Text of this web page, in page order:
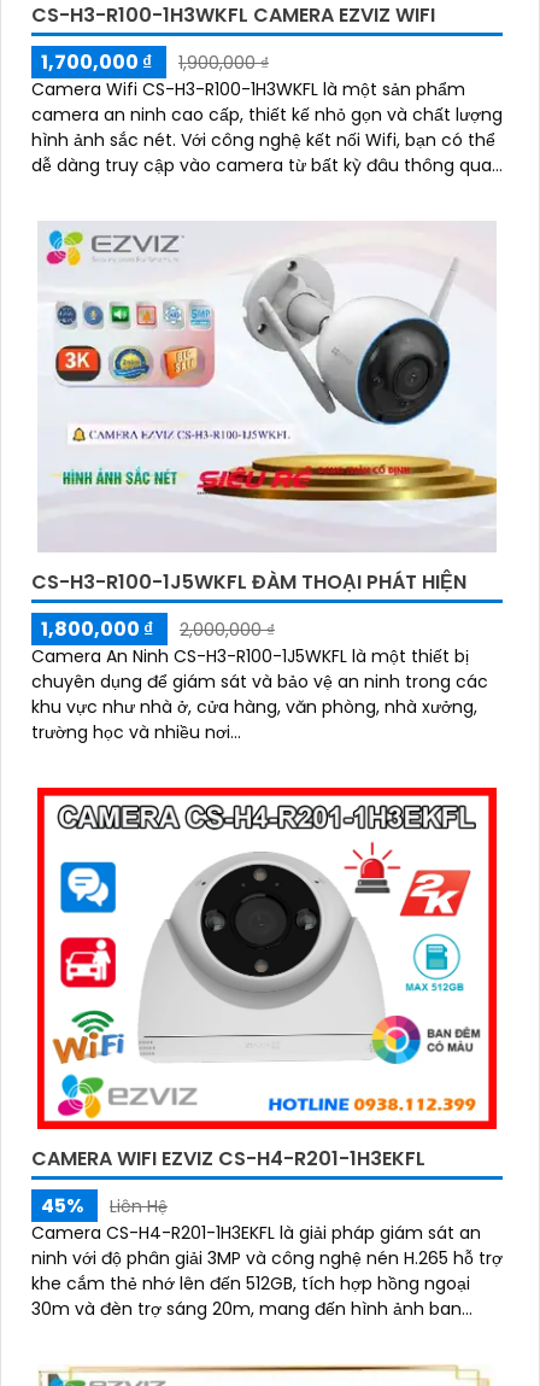
CS-H3-R100-1H3WKFL CAMERA EZVIZ WIFI
1,700,000 ₫
1,900,000 ₫
Camera Wifi CS-H3-R100-1H3WKFL là một sản phẩm
camera an ninh cao cấp, thiết kế nhỏ gọn và chất lượng
hình ảnh sắc nét. Với công nghệ kết nối Wifi, bạn có thể
dễ dàng truy cập vào camera từ bất kỳ đâu thông qua
CS-H3-R100-1J5WKFL ĐÀM THOẠI PHÁT HIỆN
1,800,000 ₫
2,000,000 ₫
Camera An Ninh CS-H3-R100-1J5WKFL là một thiết bị
chuyên dụng để giám sát và bảo vệ an ninh trong các
khu vực như nhà ở, cửa hàng, văn phòng, nhà xưởng,
trường học và nhiều nơi...
CAMERA WIFI EZVIZ CS-H4-R201-1H3EKFL
45%
Liên Hệ
Camera CS-H4-R201-1H3EKFL là giải pháp giám sát an
ninh với độ phân giải 3MP và công nghệ nén H.265 hỗ trợ
khe cắm thẻ nhớ lên đến 512GB, tích hợp hồng ngoại
30m và đèn trợ sáng 20m, mang đến hình ảnh ban